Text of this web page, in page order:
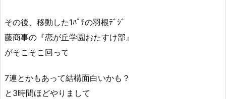
その後、移動した1ﾊﾟﾁの羽根ﾃﾞｼﾞ
藤商事の『恋が丘学園おたすけ部』
がそこそこ回って
7連とかもあって結構面白いかも？
と3時間ほどやりまして